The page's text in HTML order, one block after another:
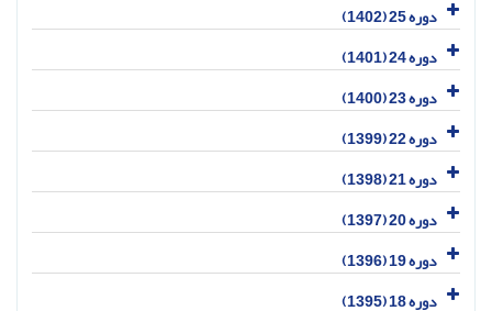
دوره 25 (1402)
دوره 24 (1401)
دوره 23 (1400)
دوره 22 (1399)
دوره 21 (1398)
دوره 20 (1397)
دوره 19 (1396)
دوره 18 (1395)